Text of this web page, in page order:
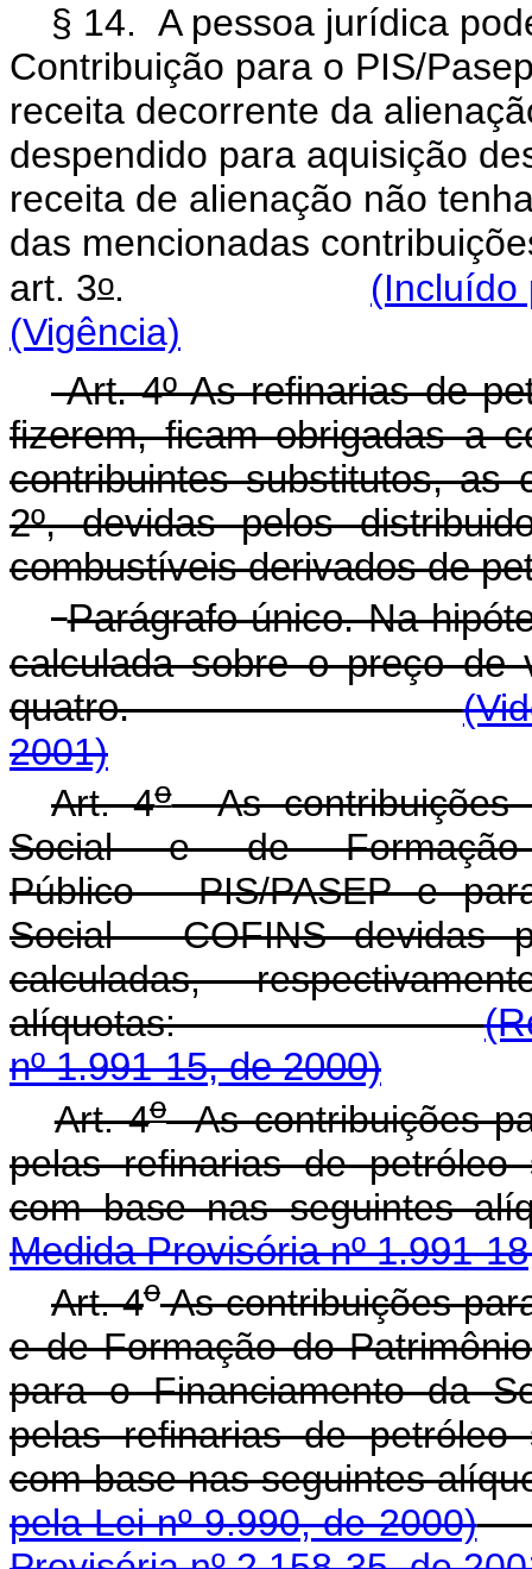
§ 14. A pessoa jurídica
Contribuição para o PIS/
receita decorrente da
despendido para aquisição
receita de alienação não
das mencionadas
art. 3o. (Incluído
(Vigência)
Art. 4º As refinarias de
fizerem, ficam obrigadas a
contribuintes substitutos,
2º, devidas pelos
combustíveis derivados de
Parágrafo único. Na
calculada sobre o preço de
quatro.
2001)
Art. 4oAs contribuições
Social e de
Público - PIS/PASEP e
Social - COFINS devidas
calculadas,
alíquotas:
nº 1.991-15, de 2000)
Art. 4oAs contribuições
pelas refinarias de petróleo
com base nas
Medida Provisória nº 1.991-
Art. 4oAs contribuições
e de Formação do
para o Financiamento da
pelas refinarias de petróleo
com base nas
pela Lei nº 9.990, de 2000)